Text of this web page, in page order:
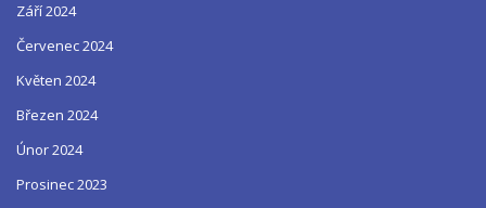
Září 2024
Červenec 2024
Květen 2024
Březen 2024
Únor 2024
Prosinec 2023